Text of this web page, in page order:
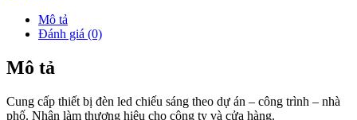
Mô tả
Đánh giá (0)
Mô tả
Cung cấp thiết bị đèn led chiếu sáng theo dự án – công trình – nhà
phố. Nhận làm thương hiệu cho công ty và cửa hàng.